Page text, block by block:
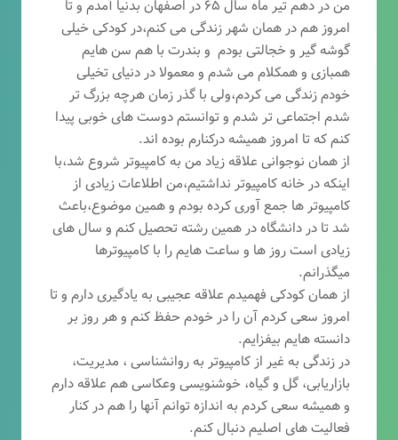
من در دهم تیر ماه سال ۶۵ در اصفهان بدنیا آمدم و تا
امروز هم در همان شهر زندگی می کنم،در کودکی خیلی
گوشه گیر و خجالتی بودم و بندرت با هم سن هایم
همبازی و همکلام می شدم و معمولا در دنیای تخیلی
خودم زندگی می کردم،ولی با گذر زمان هرچه بزرگ تر
شدم اجتماعی تر شدم و توانستم دوست های خوبی پیدا
کنم که تا امروز همیشه درکنارم بوده اند.
از همان نوجوانی علاقه زیاد من به کامپیوتر شروع شد،با
اینکه در خانه کامپیوتر نداشتیم،من اطلاعات زیادی از
کامپیوتر ها جمع آوری کرده بودم و همین موضوع،باعث
شد تا در دانشگاه در همین رشته تحصیل کنم و سال های
زیادی است روز ها و ساعت هایم را با کامپیوترها
میگذرانم.
از همان کودکی فهمیدم علاقه عجیبی به یادگیری دارم و تا
امروز سعی کردم آن را در خودم حفظ کنم و هر روز بر
دانسته هایم بیفزایم.
در زندگی به غیر از کامپیوتر به روانشناسی ، مدیریت،
بازاریابی، گل و گیاه، خوشنویسی وعکاسی هم علاقه دارم
و همیشه سعی کردم به اندازه توانم آنها را هم در کنار
فعالیت های اصلیم دنبال کنم.